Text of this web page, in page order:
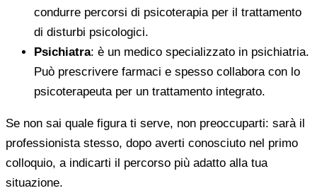
condurre percorsi di psicoterapia per il trattamento
di disturbi psicologici.
Psichiatra: è un medico specializzato in psichiatria.
Può prescrivere farmaci e spesso collabora con lo
psicoterapeuta per un trattamento integrato.
Se non sai quale figura ti serve, non preoccuparti: sarà il
professionista stesso, dopo averti conosciuto nel primo
colloquio, a indicarti il percorso più adatto alla tua
situazione.